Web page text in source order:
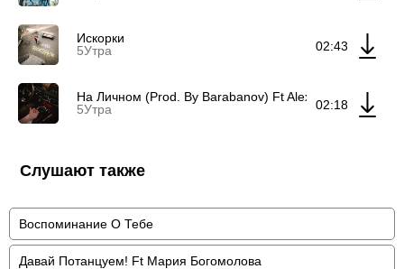
Искорки
5Утра
02:43
На Личном (Prod. By Barabanov) Ft Alex Coffman
5Утра
02:18
Слушают также
Воспоминание О Тебе
Давай Потанцуем! Ft Мария Богомолова